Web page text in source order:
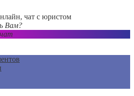
чат с юристом
Вам?